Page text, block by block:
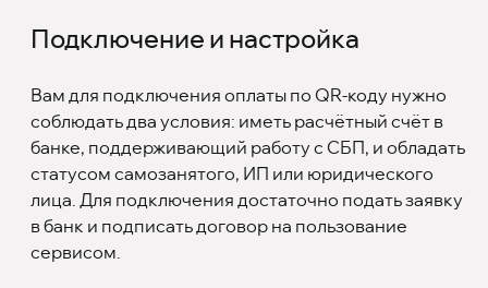
Подключение и настройка
Вам для подключения оплаты по QR-коду нужно
соблюдать два условия: иметь расчётный счёт в
банке, поддерживающий работу с СБП, и обладать
статусом самозанятого, ИП или юридического
лица. Для подключения достаточно подать заявку
в банк и подписать договор на пользование
сервисом.